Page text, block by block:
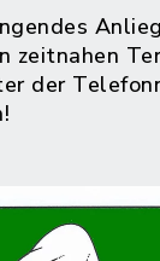
zeitnahen
der